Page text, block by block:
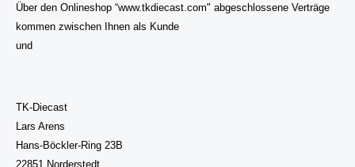
Über den Onlineshop “www.tkdiecast.com" abgeschlossene Verträge
kommen zwischen Ihnen als Kunde
und
TK-Diecast
Lars Arens
Hans-Böckler-Ring 23B
22851 Norderstedt